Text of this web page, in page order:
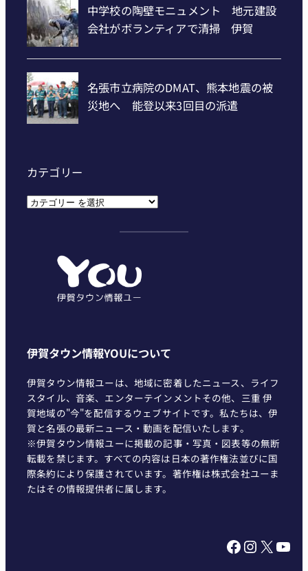
カテゴリー
カ
伊賀タウン情報YOUについて
伊賀タウン情報ユーは、地域に密着したニュース、ライフ
スタイル、音楽、エンターテインメントその他、三重 伊
賀地域の"今"を配信するウェブサイトです。私たちは、伊
賀と名張の最新ニュース・動画を配信いたします。
※伊賀タウン情報ユーに掲載の記事・写真・図表等の無断
転載を禁じます。すべての内容は日本の著作権法並びに国
際条約により保護されています。著作権は株式会社ユーま
たはその情報提供者に属します。
Facebook InstagramX YouTube